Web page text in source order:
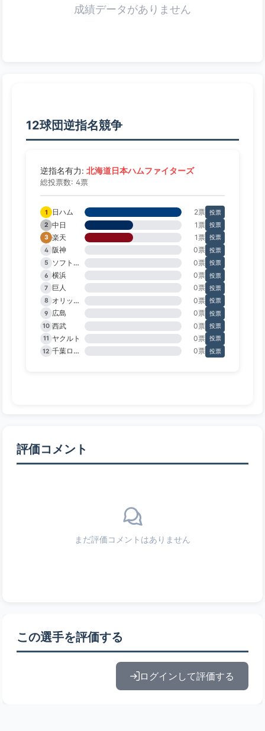
成績データがありません
12球団逆指名競争
逆指名有力: 北海道日本ハムファイターズ
総投票数: 4票
1 日ハム 2票 投票
2 中日 1票 投票
3 楽天 1票 投票
4 阪神 0票 投票
5
ソフトバンク 0票 投票
6 横浜 0票 投票
7
巨人 0票 投票
8
オリックス 0票 投票
9
広島 0票 投票
10 西武 0票 投票
11 ヤクルト 0票 投票
12
千葉ロッテ 0票 投票
評価コメント
まだ評価コメントはありません
この選手を評価する
ログインして評価する